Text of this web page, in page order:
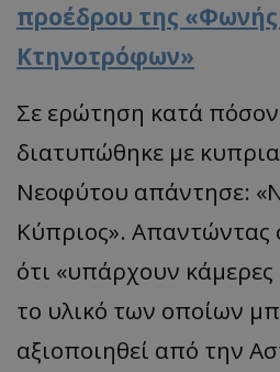
προέδρου της
Κτηνοτρόφων»
Σε ερώτηση κατά
διατυπώθηκε με
Νεοφύτου απάντησε:
Κύπριος». Απαντώντας
ότι «υπάρχουν
το υλικό των οποίων
αξιοποιηθεί από την